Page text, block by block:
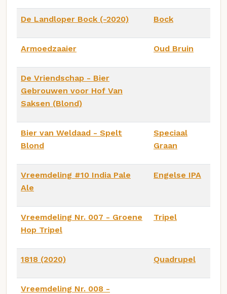
De Landloper Bock (-2020) Bock
Armoedzaaier Oud Bruin
De Vriendschap - Bier
Gebrouwen voor Hof Van
Saksen (Blond)
Bier van Weldaad - Spelt
Blond
Speciaal
Graan
Vreemdeling #10 India Pale
Ale
Engelse IPA
Vreemdeling Nr. 007 - Groene
Hop Tripel
Tripel
1818 (2020) Quadrupel
Vreemdeling Nr. 008 -